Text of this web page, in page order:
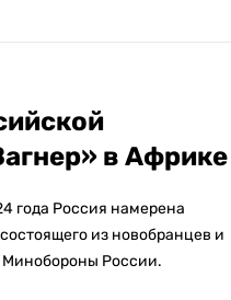
в Африке
года Россия намерена
из новобранцев и
Минобороны России.